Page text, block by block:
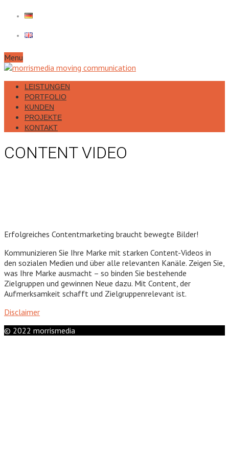
Menu
LEISTUNGEN
PORTFOLIO
KUNDEN
PROJEKTE
KONTAKT
CONTENT VIDEO
Erfolgreiches Contentmarketing braucht bewegte Bilder!
Kommunizieren Sie Ihre Marke mit starken Content-Videos in
den sozialen Medien und über alle relevanten Kanäle. Zeigen Sie,
was Ihre Marke ausmacht – so binden Sie bestehende
Zielgruppen und gewinnen Neue dazu. Mit Content, der
Aufmerksamkeit schafft und Zielgruppenrelevant ist.
Disclaimer
© 2022 morrismedia